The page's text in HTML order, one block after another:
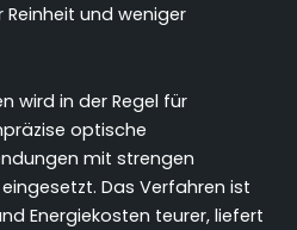
und weniger
wird in der Regel für
optische
mit strengen
Das Verfahren ist
Energiekosten teurer, liefert